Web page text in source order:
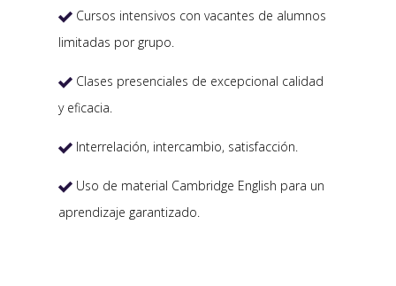
 Cursos intensivos con vacantes de alumnos
limitadas por grupo.
 Clases presenciales de excepcional calidad
y eficacia.
 Interrelación, intercambio, satisfacción.
 Uso de material Cambridge English para un
aprendizaje garantizado.